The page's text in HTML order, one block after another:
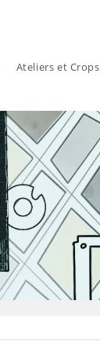
Ateliers et Crops